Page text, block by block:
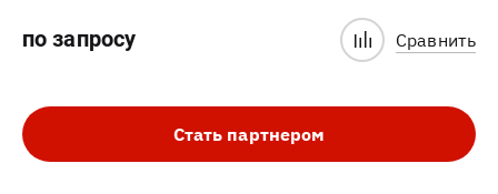
по запросу Сравнить
Стать партнером